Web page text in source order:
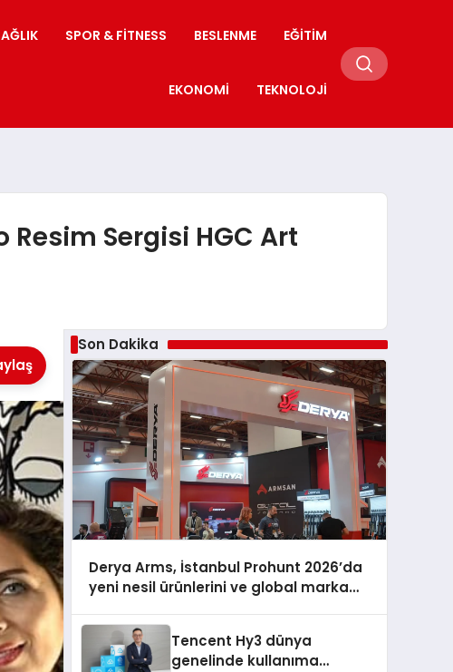
SPOR & FITNESS BESLENME EĞITIM
EKONOMI TEKNOLOJI
Resim Sergisi HGC Art
Son Dakika
Derya Arms, İstanbul Prohunt 2026’da
yeni nesil ürünlerini ve global marka
Tencent Hy3 dünya
genelinde kullanıma